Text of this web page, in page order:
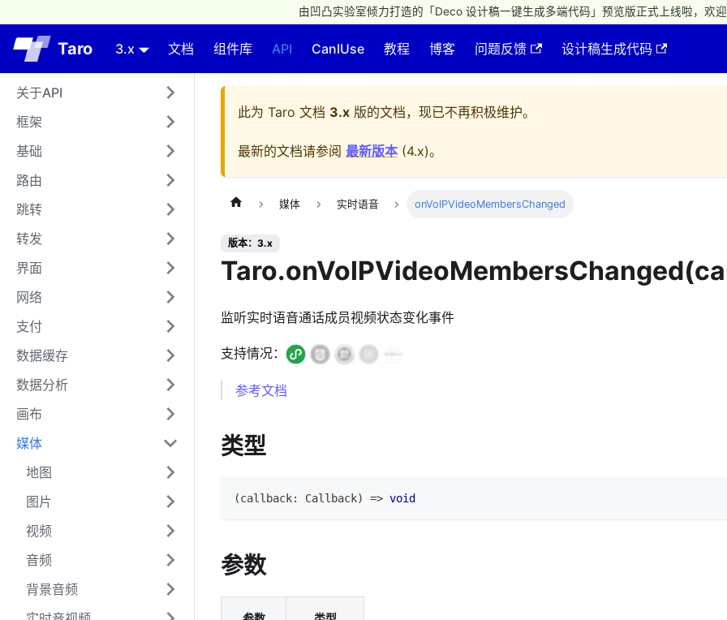
由凹凸实验室倾力打造的「Deco 设计稿一键生成多端代码」预览版正式上线啦，欢迎
Taro 3.x 文档 组件库 API CanIUse 教程 博客 问题反馈 设计稿生成代码
关于API
框架
基础
路由
跳转
转发
界面
网络
支付
数据缓存
数据分析
画布
媒体
地图
图片
视频
音频
背景音频
此为 Taro 文档 3.x 版的文档，现已不再积极维护。
最新的文档请参阅 最新版本 (4.x)。
媒体 实时语音 onVoIPVideoMembersChanged
版本：3.x
监听实时语音通话成员视频状态变化事件
支持情况：
参考文档
类型
(callback: Callback) => void
参数